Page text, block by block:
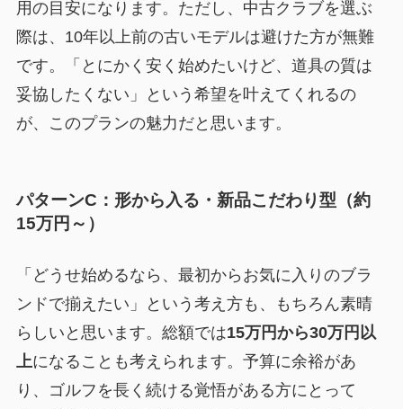
用の目安になります。ただし、中古クラブを選ぶ
際は、10年以上前の古いモデルは避けた方が無難
です。「とにかく安く始めたいけど、道具の質は
妥協したくない」という希望を叶えてくれるの
が、このプランの魅力だと思います。
パターンC：形から入る・新品こだわり型（約
15万円～）
「どうせ始めるなら、最初からお気に入りのブラ
ンドで揃えたい」という考え方も、もちろん素晴
らしいと思います。総額では15万円から30万円以
上になることも考えられます。予算に余裕があ
り、ゴルフを長く続ける覚悟がある方にとって